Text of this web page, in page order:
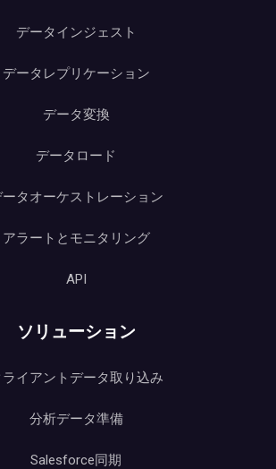
データインジェスト
データレプリケーション
データ変換
データロード
ータオーケストレーション
アラートとモニタリング
API
ソリューション
ライアントデータ取り込み
分析データ準備
Salesforce同期